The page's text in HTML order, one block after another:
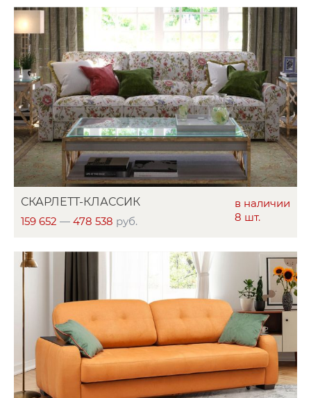
в наличии
8 шт.
СКАРЛЕТТ-КЛАССИК
159 652 — 478 538 руб.